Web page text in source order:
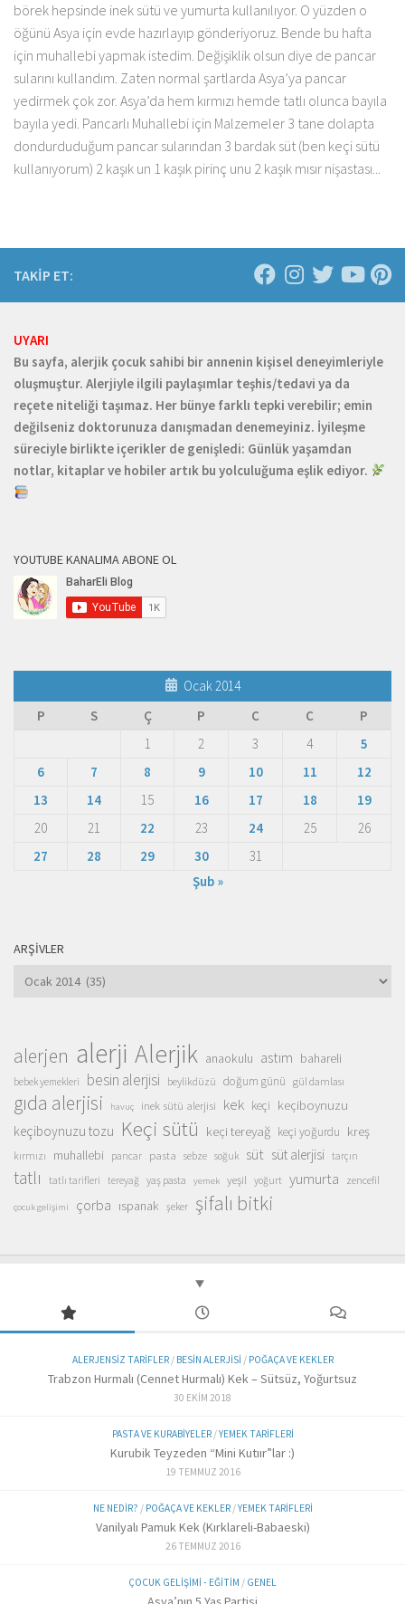
börek hepsinde inek sütü ve yumurta kullanılıyor. O yüzden o
öğünü Asya için evde hazırlayıp gönderiyoruz. Bende bu hafta
için muhallebi yapmak istedim. Değişiklik olsun diye de pancar
sularını kullandım. Zaten normal şartlarda Asya’ya pancar
yedirmek çok zor. Asya’da hem kırmızı hemde tatlı olunca bayıla
bayıla yedi. Pancarlı Muhallebi için Malzemeler 3 tane dolapta
dondurduduğum pancar sularından 3 bardak süt (ben keçi sütü
kullanıyorum) 2 kaşık un 1 kaşık pirinç unu 2 kaşık mısır nişastası...
TAKİP ET:
UYARI
Bu sayfa, alerjik çocuk sahibi bir annenin kişisel deneyimleriyle
oluşmuştur. Alerjiyle ilgili paylaşımlar teşhis/tedavi ya da
reçete niteliği taşımaz. Her bünye farklı tepki verebilir; emin
değilseniz doktorunuza danışmadan denemeyiniz. İyileşme
süreciyle birlikte içerikler de genişledi: Günlük yaşamdan
notlar, kitaplar ve hobiler artık bu yolculuğuma eşlik ediyor.
YOUTUBE KANALIMA ABONE OL
Ocak 2014
P
S Ç P C C
P
1
2 3 4
5
6
7 8 9 10 11
12
13
14 15 16 17 18
19
20
21 22 23 24 25
26
27
28 29 30
31
Şub »
ARŞIVLER
Arşivler
alerjen alerji Alerjik anaokulu astım bahareli
bebek yemekleri besin alerjisi beylikdüzü doğum günü gül damlası
gıda alerjisi havuç inek sütü alerjisi kek keçi keçiboynuzu
keçiboynuzu tozu Keçi sütü keçi tereyağ keçi yoğurdu kreş
kırmızı muhallebi pancar pasta sebze soğuk süt süt alerjisi tarçın
tatlı tatlı tarifleri tereyağ yaş pasta yemek yeşil yoğurt yumurta zencefil
çocuk gelişimi çorba ıspanak şeker şifalı bitki
ALERJENSIZ TARIFLER/ BESIN ALERJISI / POĞAÇA VE KEKLER
Trabzon Hurmalı (Cennet Hurmalı) Kek – Sütsüz, Yoğurtsuz
30 EKIM 2018
PASTA VE KURABIYELER/YEMEK TARIFLERI
Kurubik Teyzeden “Mini Kutıır”lar :)
19 TEMMUZ 2016
NE NEDIR? / POĞAÇA VE KEKLER/YEMEK TARIFLERI
Vanilyalı Pamuk Kek (Kırklareli-Babaeski)
26 TEMMUZ 2016
ÇOCUK GELIŞIMI - EĞITIM / GENEL